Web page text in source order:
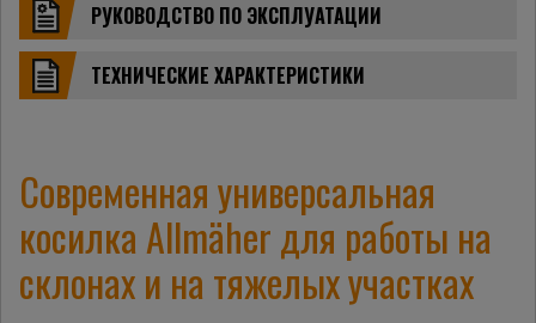
РУКОВОДСТВО ПО ЭКСПЛУАТАЦИИ
ТЕХНИЧЕСКИЕ ХАРАКТЕРИСТИКИ
Современная универсальная
косилка Allmäher для работы на
склонах и на тяжелых участках